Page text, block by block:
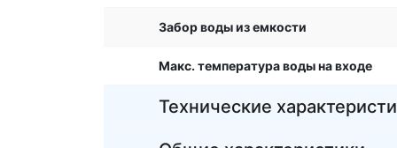
Забор воды из емкости
Макс. температура воды на входе
Технические